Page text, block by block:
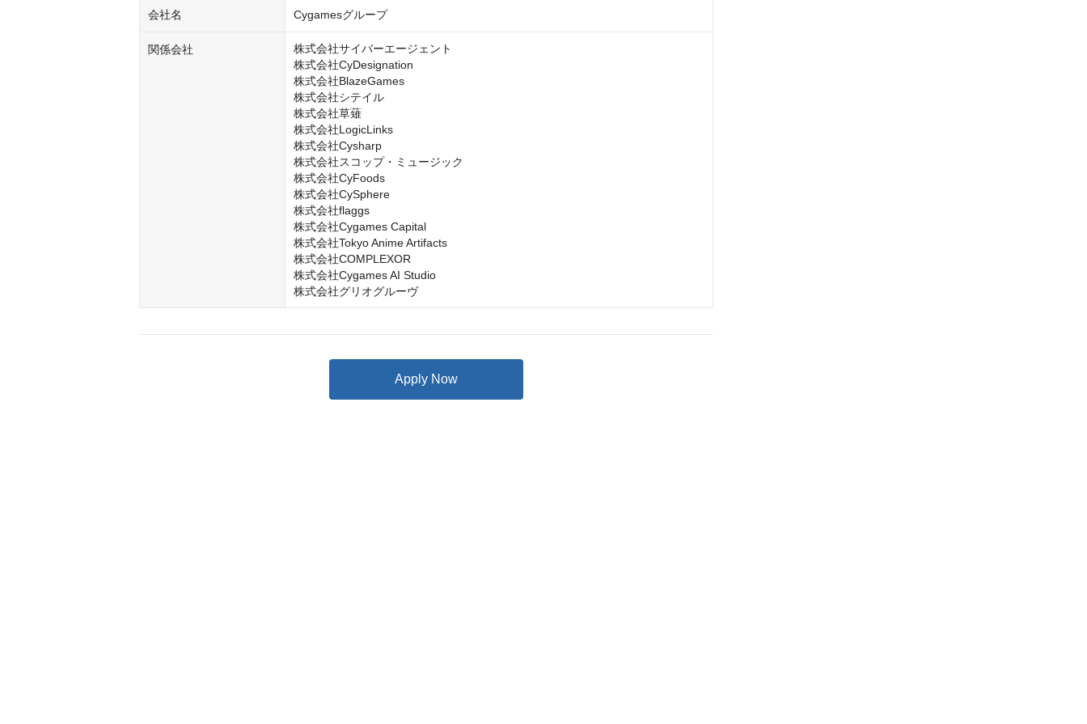
会社名 Cygamesグループ
関係会社
株式会社サイバーエージェント
株式会社CyDesignation
株式会社BlazeGames
株式会社シテイル
株式会社草薙
株式会社LogicLinks
株式会社Cysharp
株式会社スコップ・ミュージック
株式会社CyFoods
株式会社CySphere
株式会社flaggs
株式会社Cygames Capital
株式会社Tokyo Anime Artifacts
株式会社COMPLEXOR
株式会社Cygames AI Studio
株式会社グリオグルーヴ
Apply Now